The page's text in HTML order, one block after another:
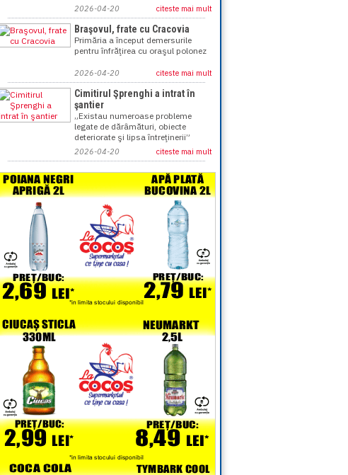
2026-04-20 citeste mai mult
Braşovul, frate cu Cracovia
Primăria a început demersurile
pentru înfrăţirea cu oraşul polonez
2026-04-20 citeste mai mult
Cimitirul Şprenghi a intrat în
şantier
„Existau numeroase probleme
legate de dărâmături, obiecte
deteriorate şi lipsa întreţinerii”
2026-04-20 citeste mai mult